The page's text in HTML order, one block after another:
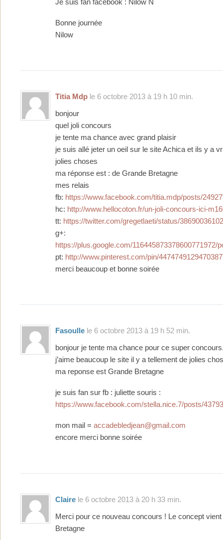
Je suis fan facebook : Nilow N
Bonne journée
Nilow
Titia Mdp le 6 octobre 2013 à 19 h 10 min.
bonjour
quel joli concours
je tente ma chance avec grand plaisir
je suis allé jeter un oeil sur le site Achica et ils y a
jolies choses
ma réponse est : de Grande Bretagne
mes relais
fb: https://www.facebook.com/titia.mdp/posts/
hc: http://www.hellocoton.fr/un-joli-concours-ici-
tt: https://twitter.com/gregetlaeti/status/
g+:
https://plus.google.com/116445873378600771972/
pt: http://www.pinterest.com/pin/
merci beaucoup et bonne soirée
Fasoulle le 6 octobre 2013 à 19 h 52 min.
bonjour je tente ma chance pour ce super
j’aime beaucoup le site il y a tellement de jolies
ma reponse est Grande Bretagne
je suis fan sur fb : juliette souris :
https://www.facebook.com/stella.nice.7/posts/
mon mail = accadebledjean@gmail.com
encore merci bonne soirée
Claire le 6 octobre 2013 à 20 h 33 min.
Merci pour ce nouveau concours ! Le concept
Bretagne